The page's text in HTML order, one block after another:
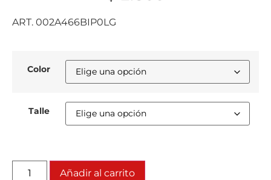
ART. 002A466BIP0LG
Color
Talle
Añadir al carrito